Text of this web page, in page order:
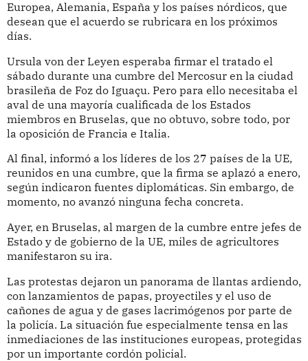
Europea, Alemania, España y los países nórdicos, que
desean que el acuerdo se rubricara en los próximos
días.
Ursula von der Leyen esperaba firmar el tratado el
sábado durante una cumbre del Mercosur en la ciudad
brasileña de Foz do Iguaçu. Pero para ello necesitaba el
aval de una mayoría cualificada de los Estados
miembros en Bruselas, que no obtuvo, sobre todo, por
la oposición de Francia e Italia.
Al final, informó a los líderes de los 27 países de la UE,
reunidos en una cumbre, que la firma se aplazó a enero,
según indicaron fuentes diplomáticas. Sin embargo, de
momento, no avanzó ninguna fecha concreta.
Ayer, en Bruselas, al margen de la cumbre entre jefes de
Estado y de gobierno de la UE, miles de agricultores
manifestaron su ira.
Las protestas dejaron un panorama de llantas ardiendo,
con lanzamientos de papas, proyectiles y el uso de
cañones de agua y de gases lacrimógenos por parte de
la policía. La situación fue especialmente tensa en las
inmediaciones de las instituciones europeas, protegidas
por un importante cordón policial.